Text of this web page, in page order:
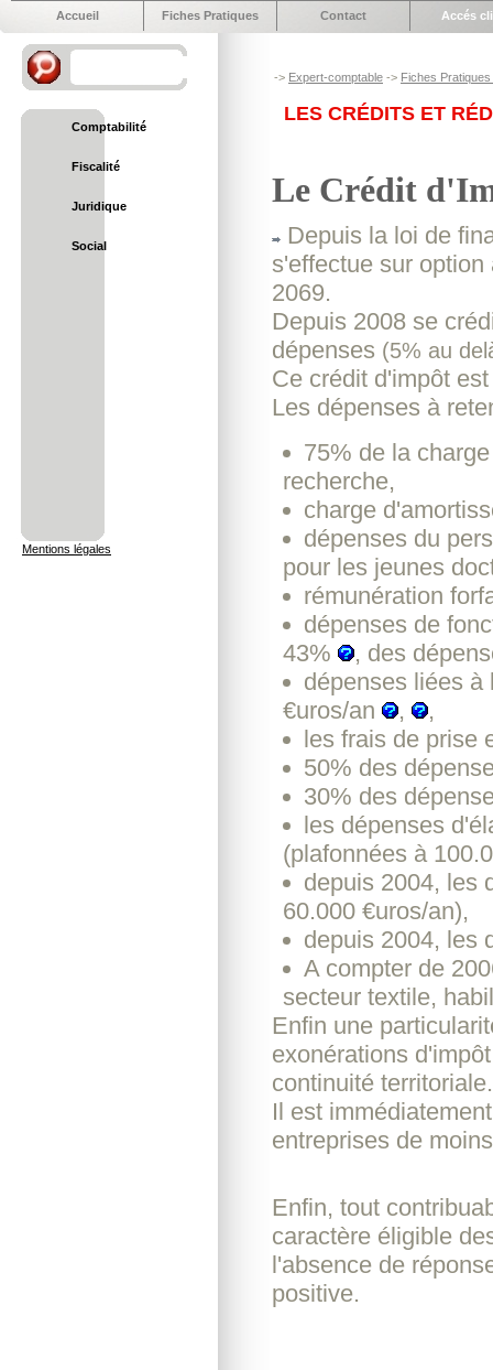
Accueil Fiches Pratiques Contact Accés
Comptabilité
Fiscalité
Juridique
Social
Mentions légales
-> Expert-comptable -> Fiches
LES CRÉDITS ET
Le Crédit
Depuis la loi de
s'effectue sur
2069.
Depuis 2008 se
dépenses (5% au
Ce crédit d'impôt
Les dépenses à
75% de la
recherche,
charge
dépenses du
pour les jeunes
rémunération
dépenses de
43%
, des
dépenses liées à
€uros/an
,
,
les frais de prise
50% des
30% des
les dépenses
(plafonnées à
depuis 2004, les
60.000 €uros/an),
depuis 2004, les
A compter de
secteur textile,
Enfin une
exonérations
continuité territoriale.
Il est
entreprises de
Enfin, tout
caractère éligible
l'absence de
positive.